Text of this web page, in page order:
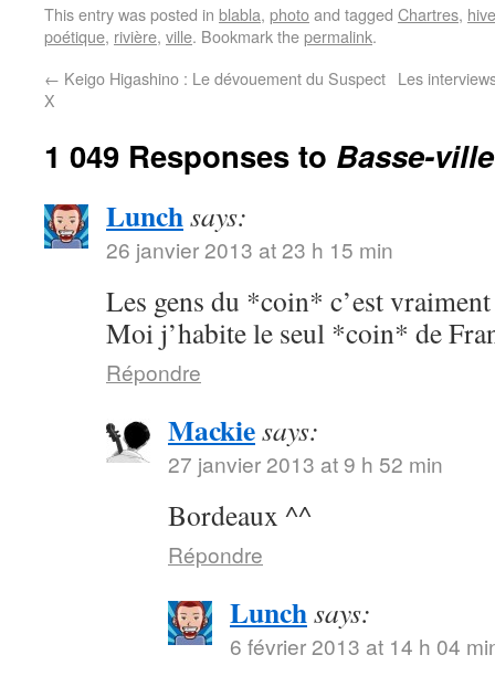
This entry was posted in blabla, photoand tagged Chartres,
poétique, rivière, ville. Bookmark thepermalink.
← Keigo Higashino : Le dévouement du Suspect
X
Les
1 049 Responses to Basse-
Lunchsays:
26 janvier 2013 at 23 h 15 min
Les gens du *coin* c’est
Moi j’habite le seul *coin* de
Répondre
Mackiesays:
27 janvier 2013 at 9 h 52 min
Bordeaux ^^
Répondre
Lunchsays:
6 février 2013 at 14 h 04